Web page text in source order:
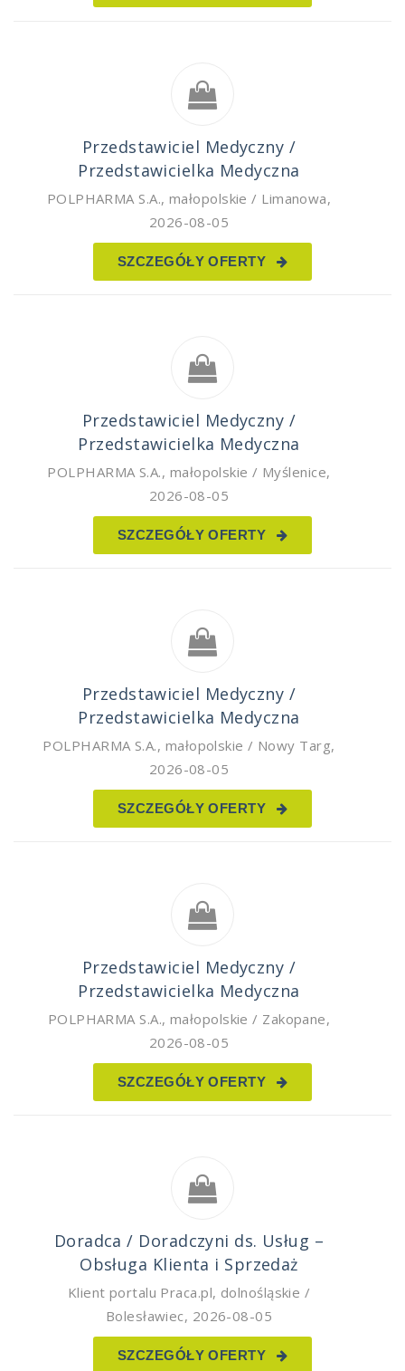
Przedstawiciel Medyczny /
Przedstawicielka Medyczna
POLPHARMA S.A., małopolskie / Limanowa,
2026-08-05
SZCZEGÓŁY OFERTY
Przedstawiciel Medyczny /
Przedstawicielka Medyczna
POLPHARMA S.A., małopolskie / Myślenice,
2026-08-05
SZCZEGÓŁY OFERTY
Przedstawiciel Medyczny /
Przedstawicielka Medyczna
POLPHARMA S.A., małopolskie / Nowy Targ,
2026-08-05
SZCZEGÓŁY OFERTY
Przedstawiciel Medyczny /
Przedstawicielka Medyczna
POLPHARMA S.A., małopolskie / Zakopane,
2026-08-05
SZCZEGÓŁY OFERTY
Doradca / Doradczyni ds. Usług –
Obsługa Klienta i Sprzedaż
Klient portalu Praca.pl, dolnośląskie /
Bolesławiec, 2026-08-05
SZCZEGÓŁY OFERTY